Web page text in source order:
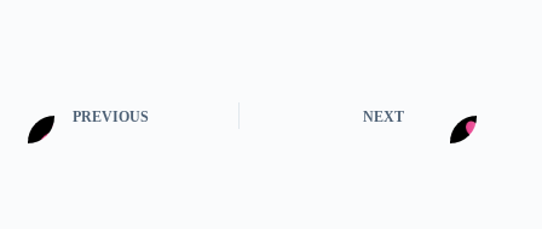
PREVIOUS NEXT